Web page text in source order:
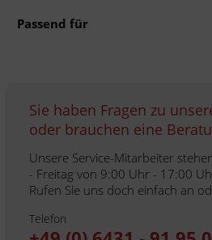
Passend für
Sie haben Fragen zu
oder brauchen eine
Unsere Service-Mitarbeiter
- Freitag von 9:00 Uhr - 17:00
Rufen Sie uns doch einfach an
Telefon